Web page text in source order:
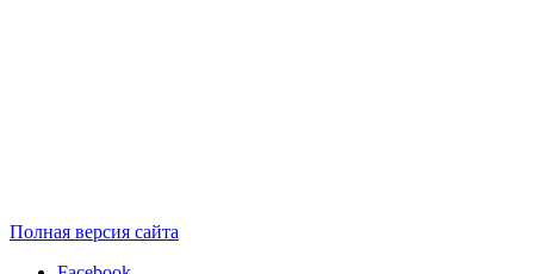
Полная версия сайта